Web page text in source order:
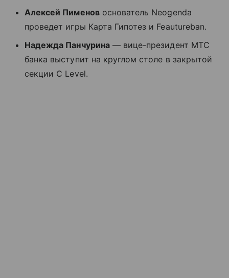
Алексей Пименовоснователь Neogenda
проведет игры Карта Гипотез и Feautureban.
Надежда Панчурина— вице-президент МТС
банка выступит на круглом столе в закрытой
секции C Level.